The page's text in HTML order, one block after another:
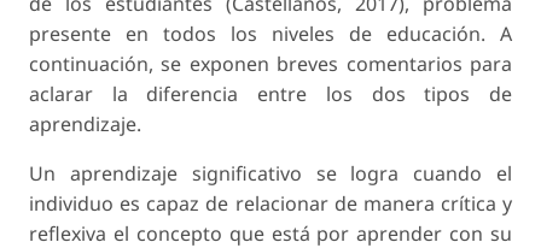
presente en todos los niveles de educación. A
continuación, se exponen breves comentarios para
aclarar la diferencia entre los dos tipos de
aprendizaje.
Un aprendizaje significativo se logra cuando el
individuo es capaz de relacionar de manera crítica y
reflexiva el concepto que está por aprender con su